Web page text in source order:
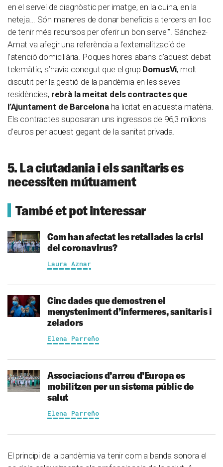
en el servei de diagnòstic per imatge, en la cuina, en la
neteja… Són maneres de donar beneficis a tercers en lloc
de tenir més recursos per oferir un bon servei”. Sánchez-
Amat va afegir una referència a l’externalització de
l’atenció domiciliària. Poques hores abans d’aquest debat
telemàtic, s’havia conegut que el grup DomusVi, molt
discutit per la gestió de la pandèmia en les seves
residències, rebrà la meitat dels contractes que
l’Ajuntament de Barcelonaha licitat en aquesta matèria.
Els contractes suposaran uns ingressos de 96,3 milions
d’euros per aquest gegant de la sanitat privada.
5. La ciutadania i els sanitaris es
necessiten mútuament
També et pot interessar
Com han afectat les retallades la crisi
del coronavirus?
Laura Aznar
Cinc dades que demostren el
menysteniment d’infermeres, sanitaris i
zeladors
Elena Parreño
Associacions d’arreu d’Europa es
mobilitzen per un sistema públic de
salut
Elena Parreño
El principi de la pandèmia va tenir com a banda sonora el